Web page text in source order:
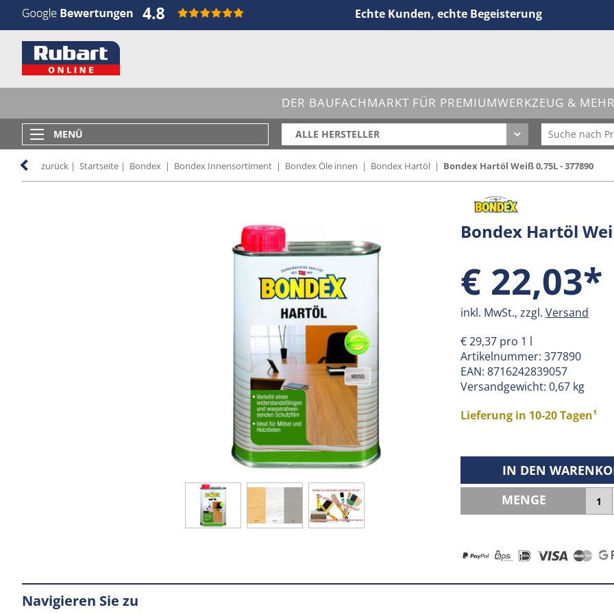
Echte Kunden, echte Begeisterung
DER BAUFACHMARKT FÜR PREMIUMWERKZEUG &
MENÜ ALLE HERSTELLER
zurück | Startseite | Bondex | Bondex Innensortiment | Bondex Öle innen | Bondex Hartöl | Bondex Hartöl Weiß 0,75L - 377890
Bondex Hartöl
€ 22,03*
inkl. MwSt., zzgl. Versand
€ 29,37 pro 1 l
Artikelnummer: 377890
EAN: 8716242839057
Versandgewicht: 0,67 kg
Lieferung in 10-20 Tagen¹
IN DEN
MENGE
Navigieren Sie zu